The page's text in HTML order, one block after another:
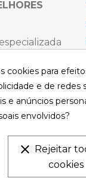
filtração,
desinfeção
cookies para
e de redes
e anúncios
envolvidos?
clear Rejeitar
cookies